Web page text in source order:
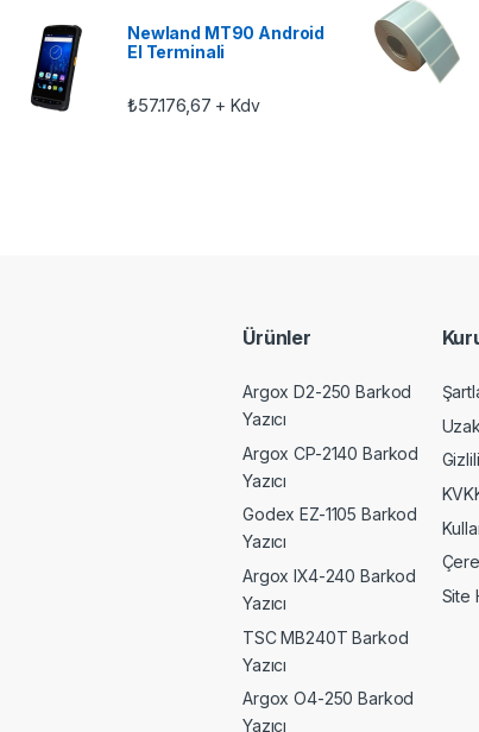
Newland MT90 Android
El Terminali
₺57.176,67 + Kdv
Ürünler
Argox D2-250 Barkod
Yazıcı
Argox CP-2140 Barkod
Yazıcı
Godex EZ-1105 Barkod
Yazıcı
Argox IX4-240 Barkod
Yazıcı
TSC MB240T Barkod
Yazıcı
Argox O4-250 Barkod
Yazıcı
Site